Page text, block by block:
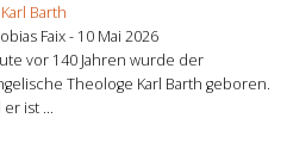
Barth
Faix - 10 Mai 2026
vor 140 Jahren wurde der
Theologe Karl Barth geboren.
er ist ...